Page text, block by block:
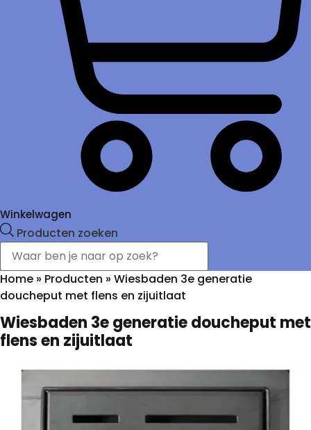
Winkelwagen
Producten zoeken
Home » Producten » Wiesbaden 3e generatie
doucheput met flens en zijuitlaat
Wiesbaden 3e generatie doucheput met
flens en zijuitlaat